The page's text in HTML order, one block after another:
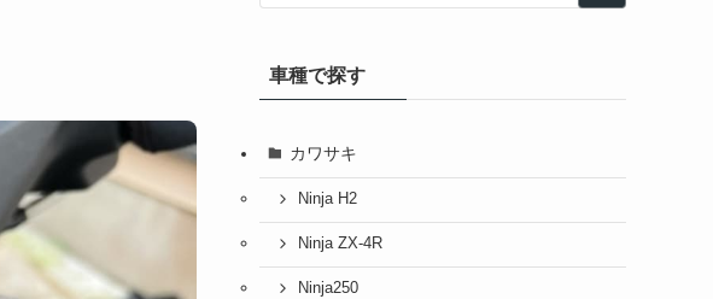
車種で探す
カワサキ
Ninja H2
Ninja ZX-4R
Ninja250